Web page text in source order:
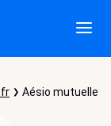
Aésio mutuelle